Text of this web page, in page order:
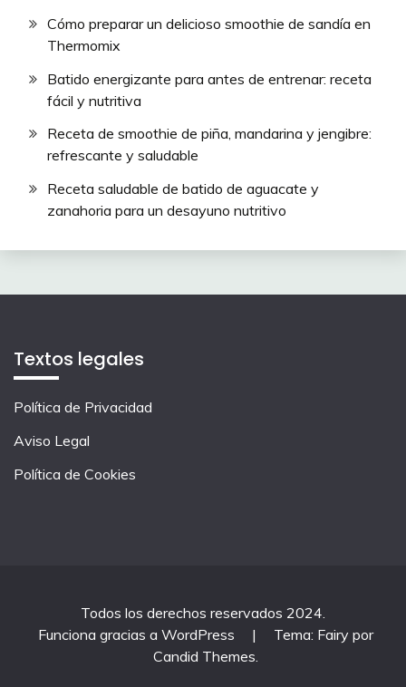
Cómo preparar un delicioso smoothie de sandía en
Thermomix
Batido energizante para antes de entrenar: receta
fácil y nutritiva
Receta de smoothie de piña, mandarina y jengibre:
refrescante y saludable
Receta saludable de batido de aguacate y
zanahoria para un desayuno nutritivo
Textos legales
Política de Privacidad
Aviso Legal
Política de Cookies
Todos los derechos reservados 2024.
Funciona gracias a WordPress
|
Tema: Fairy por
Candid Themes